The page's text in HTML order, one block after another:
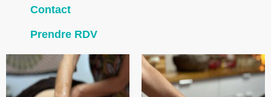
Contact
Prendre RDV